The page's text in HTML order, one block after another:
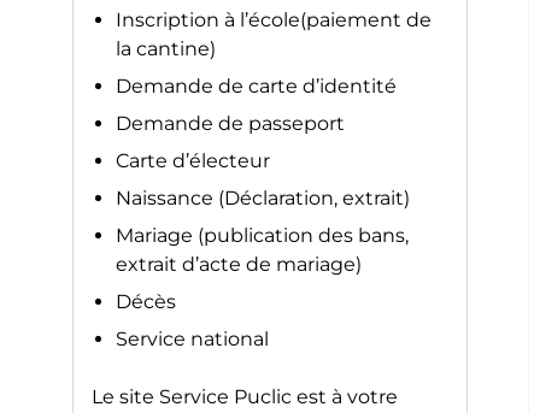
Inscription à l’école(paiement de
la cantine)
Demande de carte d’identité
Demande de passeport
Carte d’électeur
Naissance (Déclaration, extrait)
Mariage (publication des bans,
extrait d’acte de mariage)
Décès
Service national
Le site Service Puclic est à votre